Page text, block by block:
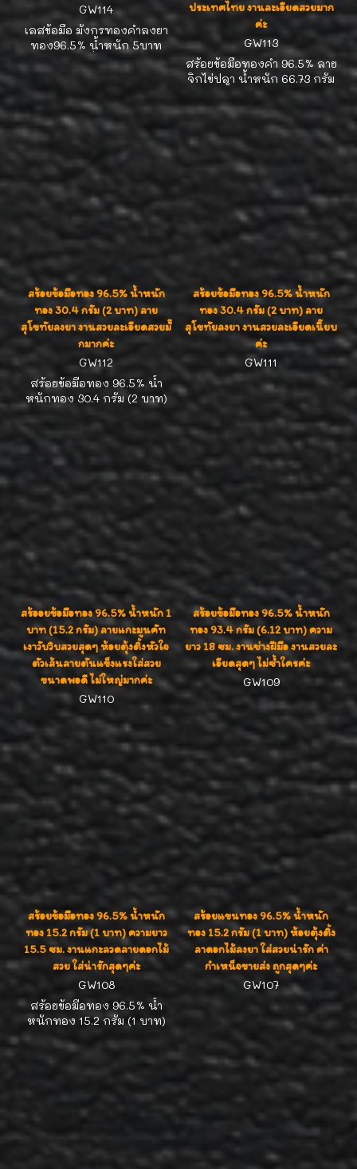
GW114
เลสข้อมือ มังกรทองคำลงยา
ทอง96.5% น้ำหนัก 5บาท
ราคาโปรโมชั่น วัดใจใครไว
ก่อนได้ใส่เล่นเท่ห์ๆ ก่อนใครๆ
ประเทศไทย งานละเอียดสวยมาก
ค่ะ
GW113
สร้อยข้อมือทองคำ 96.5% ลาย
จิกไข่ปลา น้ำหนัก 66.73 กรัม
พร้อมจี้หัวใจทองคำ 96.5%
น้ำหนัก 15.2 กรัม ฉลุลายสวย
หรู เข้าเซตกันอย่างลงตัว ทอง
ห้างใหญ่มีชื่อเสียงของ
ประเทศไทย งานละเอียดสวย
มากค่ะ ที่สำคัญลายนี้ใช้เวลา
สั่งทำนานมั่กมากค่ะ เพราะ
เป็นงานแฮนเม้ด สวยหนึ่ง
เดียวค่ะ
สร้อยข้อมือทอง 96.5% น้ำหนัก
ทอง 30.4 กรัม (2 บาท) ลาย
สุโขทัยลงยา งานสวยละเอียดสวยมั๊
กมากค่ะ
GW112
สร้อยข้อมือทอง 96.5% น้ำ
หนักทอง 30.4 กรัม (2 บาท)
ความยาว 17 ซม. ลายสุโขทัย
ลงยา งานสวยละเอียดสวยมั๊
กมากค่ะ
สร้อยข้อมือทอง 96.5% น้ำหนัก
ทอง 30.4 กรัม (2 บาท) ลาย
สุโขทัยลงยา งานสวยละเอียดเนี๊ยบ
ค่ะ
GW111
สร้ออยข้อมือทอง 96.5% น้ำหนัก 1
บาท (15.2 กรัม) ลายแกะมูนคัท
เงาวับวิบสวยสุดๆ ห้อยตุ้งติ้งหัวใจ
ตัวเส้นลายตันแข็งแรงใส่สวย
ขนาดพอดี ไม่ใหญ่มากค่ะ
GW110
สร้อยข้อมือทอง 96.5% น้ำหนัก
ทอง 93.4 กรัม (6.12 บาท) ความ
ยาว 18 ซม. งานช่างฝีมือ งานสวยละ
เอียดสุดๆ ไม่ซ้ำใครค่ะ
GW109
สร้อยข้อมือทอง 96.5% น้ำหนัก
ทอง 15.2 กรัม (1 บาท) ความยาว
15.5 ซม. งานแกะลวดลายดอกไม้
สวย ใส่น่ารักสุดๆค่ะ
GW108
สร้อยข้อมือทอง 96.5% น้ำ
หนักทอง 15.2 กรัม (1 บาท)
ความยาว 15.5 ซม. งานสวย
น่าสะสมค่ะ
สร้อยแขนทอง 96.5% น้ำหนัก
ทอง 15.2 กรัม (1 บาท) ห้อยตุ้งติ้ง
ลาดอกไม้ลงยา ใส่สวยน่ารัก ค่า
กำเหน็จขายส่ง ถูกสุดๆค่ะ
GW107